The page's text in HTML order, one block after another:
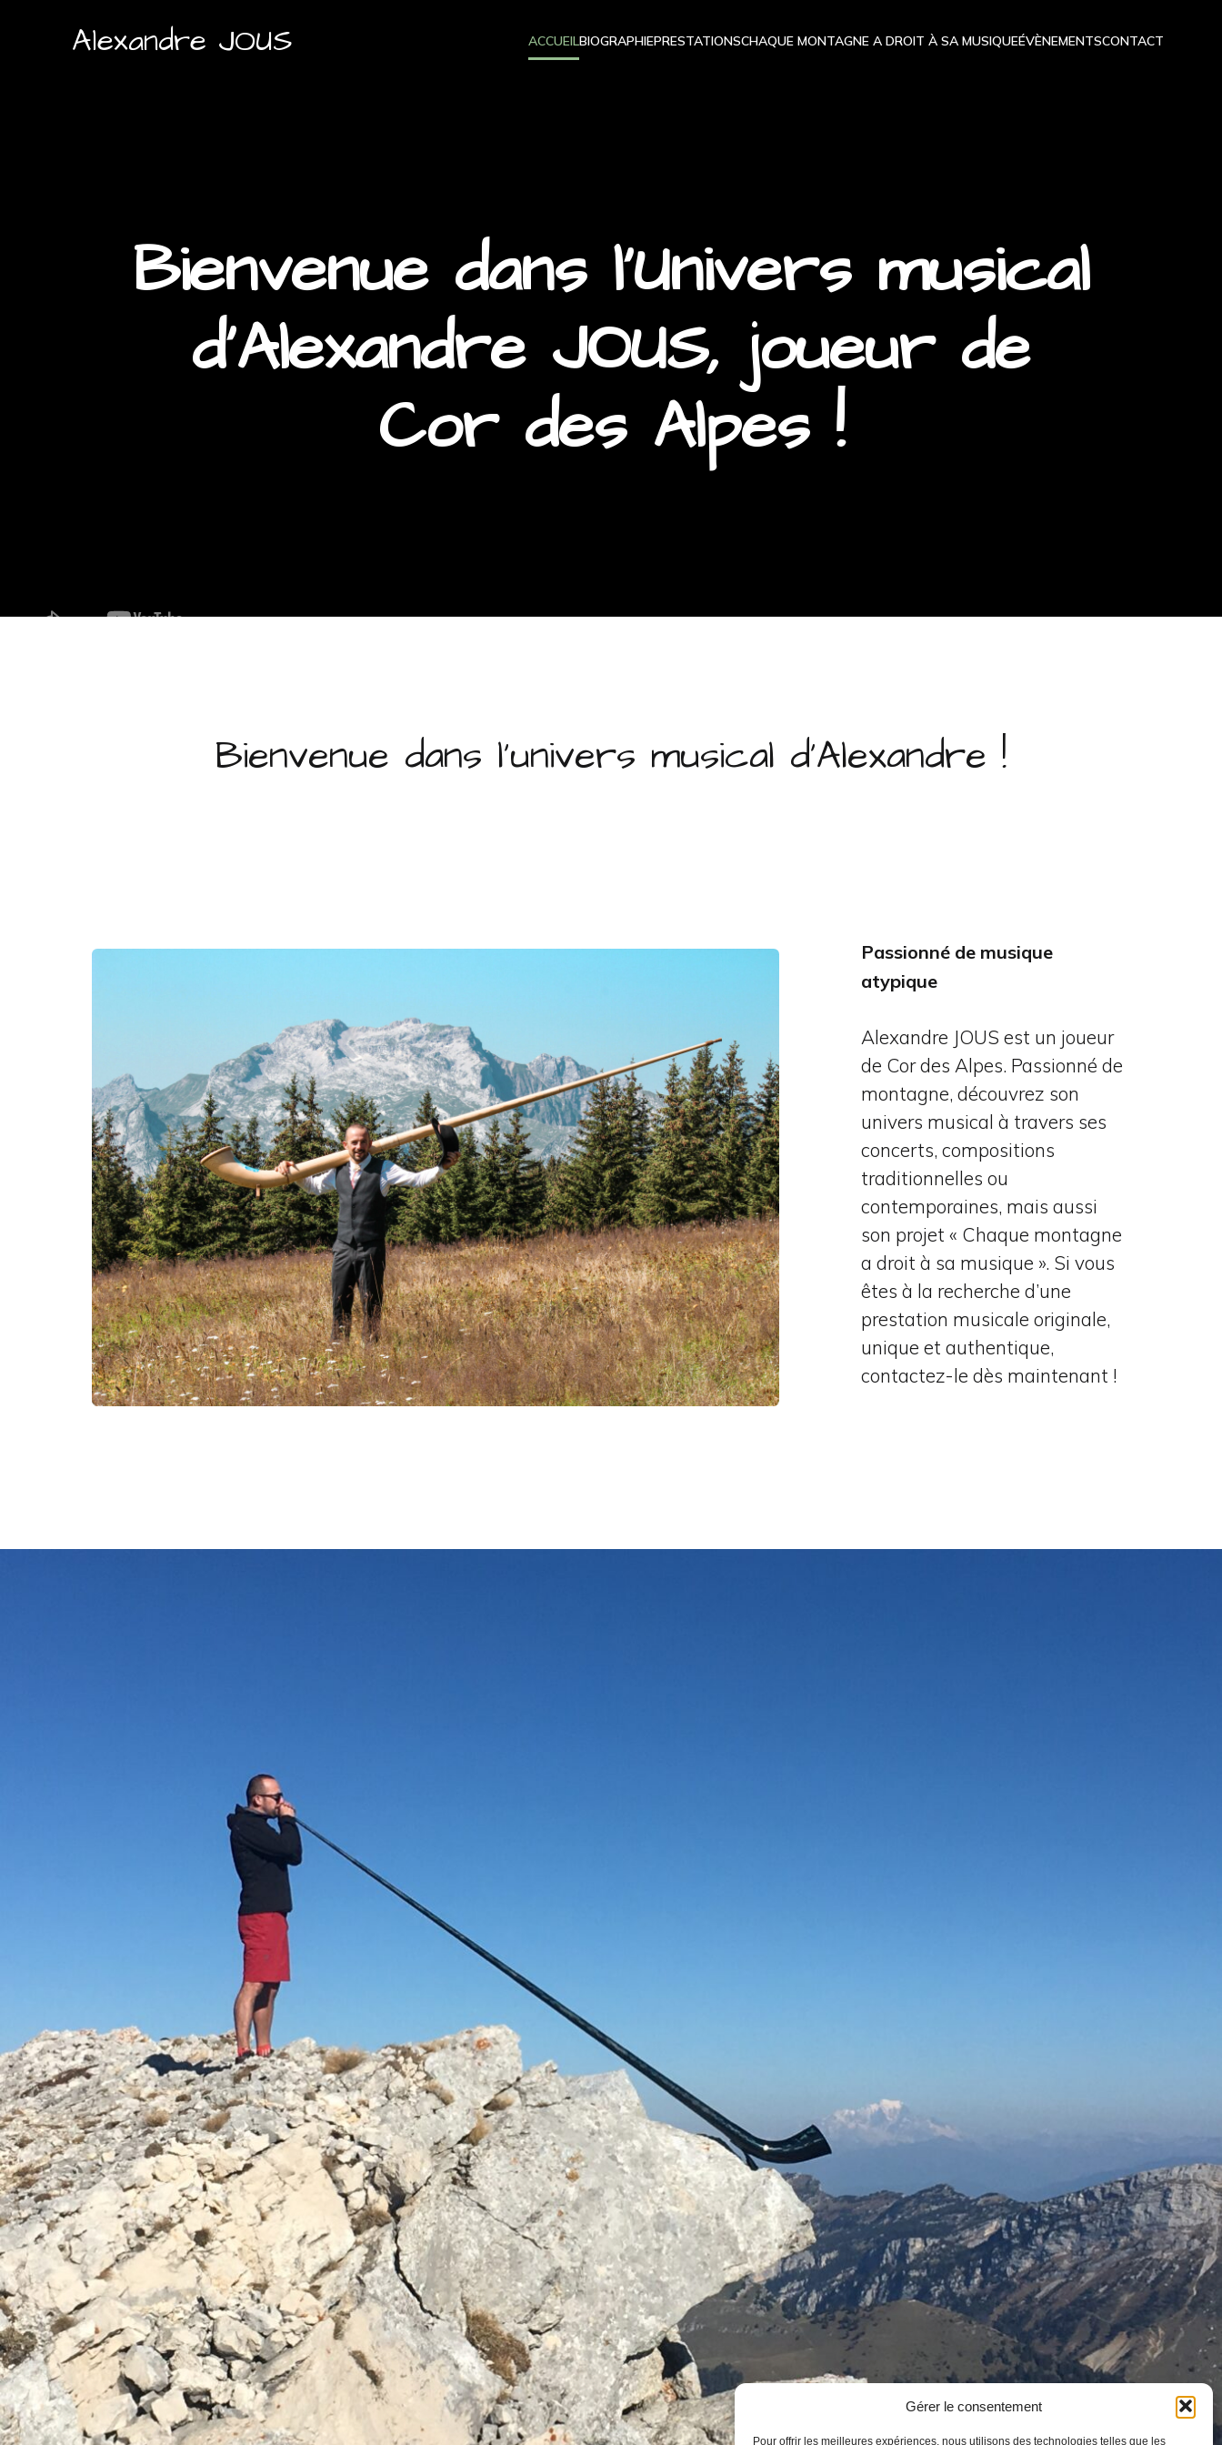
Gérer le consentement
Pour offrir les meilleures expériences, nous utilisons des technologies telles que les
Alexandre JOUS ACCUEILBIOGRAPHIEPRESTATIONSCHAQUE MONTAGNE A DROIT À SA MUSIQUEÉVÈNEMENTSCONTACT
Bienvenue dans l'Univers musical
d'Alexandre JOUS, joueur de
Cor des Alpes !
Bienvenue dans l’univers musical d’Alexandre !
Passionné de musique
atypique
Alexandre JOUS est un joueur
de Cor des Alpes. Passionné de
montagne, découvrez son
univers musical à travers ses
concerts, compositions
traditionnelles ou
contemporaines, mais aussi
son projet « Chaque montagne
a droit à sa musique ». Si vous
êtes à la recherche d’une
prestation musicale originale,
unique et authentique,
contactez-le dès maintenant !